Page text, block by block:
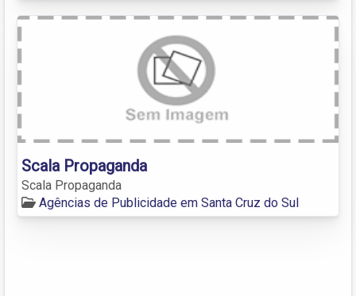
Scala Propaganda
Scala Propaganda
Agências de Publicidade em Santa Cruz do Sul